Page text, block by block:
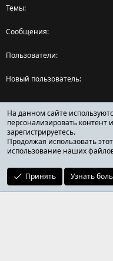
Темы
Сообщения
Пользователи
Новый пользователь
Поделиться страницей
Facebook
X (Twitter)
Reddit
ОТЗЫВЫ ОНЛАЙН ФОРУМ
На данном сайте
персонализировать контент
зарегистрируетесь.
Продолжая использовать
использование наших
Принять Узнать